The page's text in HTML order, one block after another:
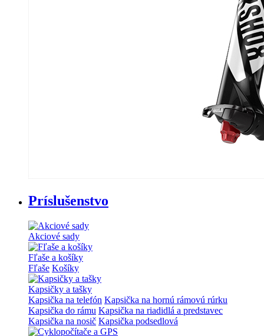
Príslušenstvo
Akciové sady
Fľaše a košíky
Fľaše Košíky
Kapsičky a tašky
Kapsička na telefón Kapsička na hornú rámovú rúrku
Kapsička do rámu Kapsička na riadidlá a predstavec
Kapsička na nosič Kapsička podsedlová